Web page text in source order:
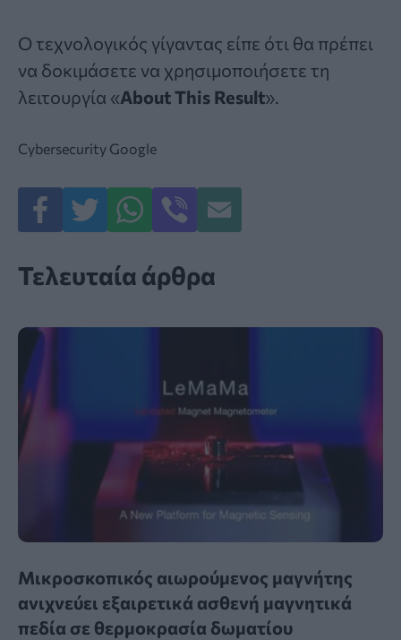
Ο τεχνολογικός γίγαντας είπε ότι θα πρέπει
να δοκιμάσετε να χρησιμοποιήσετε τη
λειτουργία «About This Result».
Cybersecurity Google
Τελευταία άρθρα
Μικροσκοπικός αιωρούμενος μαγνήτης
ανιχνεύει εξαιρετικά ασθενή μαγνητικά
πεδία σε θερμοκρασία δωματίου